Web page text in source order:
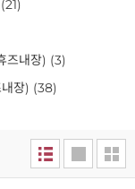
(21)
즈내장) (3)
장) (38)